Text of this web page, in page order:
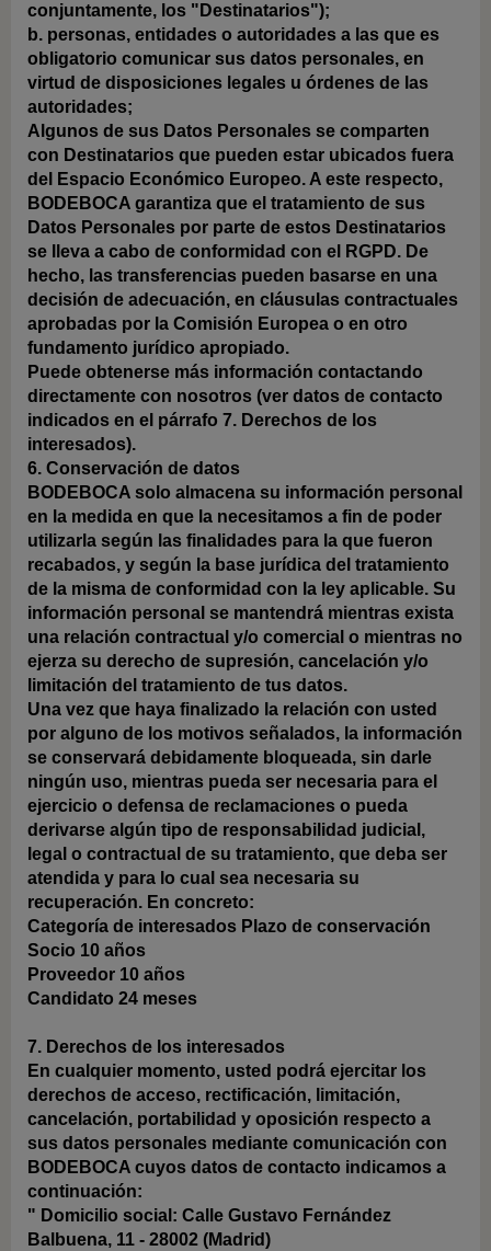
conjuntamente, los "Destinatarios");
b. personas, entidades o autoridades a las que es
obligatorio comunicar sus datos personales, en
virtud de disposiciones legales u órdenes de las
autoridades;
Algunos de sus Datos Personales se comparten
con Destinatarios que pueden estar ubicados fuera
del Espacio Económico Europeo. A este respecto,
BODEBOCA garantiza que el tratamiento de sus
Datos Personales por parte de estos Destinatarios
se lleva a cabo de conformidad con el RGPD. De
hecho, las transferencias pueden basarse en una
decisión de adecuación, en cláusulas contractuales
aprobadas por la Comisión Europea o en otro
fundamento jurídico apropiado.
Puede obtenerse más información contactando
directamente con nosotros (ver datos de contacto
indicados en el párrafo 7. Derechos de los
interesados).
6. Conservación de datos
BODEBOCA solo almacena su información personal
en la medida en que la necesitamos a fin de poder
utilizarla según las finalidades para la que fueron
recabados, y según la base jurídica del tratamiento
de la misma de conformidad con la ley aplicable. Su
información personal se mantendrá mientras exista
una relación contractual y/o comercial o mientras no
ejerza su derecho de supresión, cancelación y/o
limitación del tratamiento de tus datos.
Una vez que haya finalizado la relación con usted
por alguno de los motivos señalados, la información
se conservará debidamente bloqueada, sin darle
ningún uso, mientras pueda ser necesaria para el
ejercicio o defensa de reclamaciones o pueda
derivarse algún tipo de responsabilidad judicial,
legal o contractual de su tratamiento, que deba ser
atendida y para lo cual sea necesaria su
recuperación. En concreto:
Categoría de interesados Plazo de conservación
Socio 10 años
Proveedor 10 años
Candidato 24 meses
7. Derechos de los interesados
En cualquier momento, usted podrá ejercitar los
derechos de acceso, rectificación, limitación,
cancelación, portabilidad y oposición respecto a
sus datos personales mediante comunicación con
BODEBOCA cuyos datos de contacto indicamos a
continuación:
" Domicilio social: Calle Gustavo Fernández
Balbuena, 11 - 28002 (Madrid)